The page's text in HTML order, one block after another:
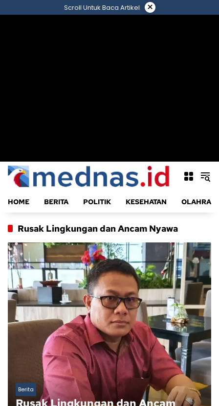
ke
Scroll Untuk Baca Artikel ×
HOME BERITA POLITIK KESEHATAN
Rusak Lingkungan dan Ancam Nyawa
Berita